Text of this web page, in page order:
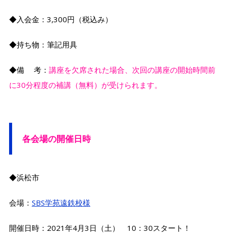
◆入会金：3,300円（税込み）
◆持ち物：筆記用具
◆備 考： 講座を欠席された場合、次回の講座の開始時間前
に30分程度の補講（無料）が受けられます。
各会場の開催日時
◆浜松市
会場： SBS学苑遠鉄校様
開催日時：2021年4月3日（土） 10：30スタート！